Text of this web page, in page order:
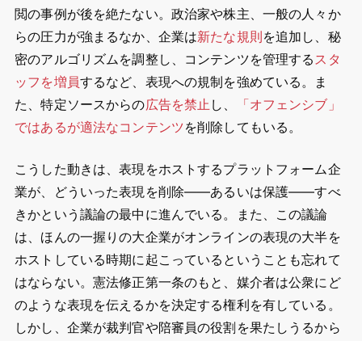
閲の事例が後を絶たない。政治家や株主、一般の人々か
らの圧力が強まるなか、企業は新たな規則を追加し、秘
密のアルゴリズムを調整し、コンテンツを管理するスタ
ッフを増員するなど、表現への規制を強めている。ま
た、特定ソースからの広告を禁止 し、
「オフェンシブ」
ではあるが適法なコンテンツを削除してもいる。
こうした動きは、表現をホストするプラットフォーム企
業が、どういった表現を削除――あるいは保護――すべ
きかという議論の最中に進んでいる。また、この議論
は、ほんの一握りの大企業がオンラインの表現の大半を
ホストしている時期に起こっているということも忘れて
はならない。憲法修正第一条のもと、媒介者は公衆にど
のような表現を伝えるかを決定する権利を有している。
しかし、企業が裁判官や陪審員の役割を果たしうるから